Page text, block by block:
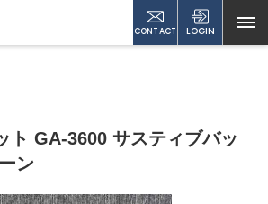
CONTACT LOGIN
ト GA-3600 サスティブバッ
ン